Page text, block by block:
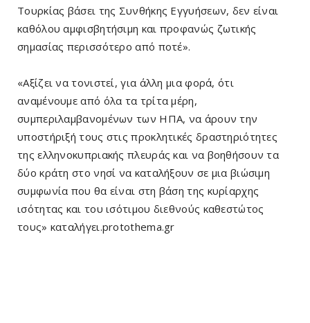
Τουρκίας βάσει της Συνθήκης Εγγυήσεων, δεν είναι
καθόλου αμφισβητήσιμη και προφανώς ζωτικής
σημασίας περισσότερο από ποτέ».
«Αξίζει να τονιστεί, για άλλη μια φορά, ότι
αναμένουμε από όλα τα τρίτα μέρη,
συμπεριλαμβανομένων των ΗΠΑ, να άρουν την
υποστήριξή τους στις προκλητικές δραστηριότητες
της ελληνοκυπριακής πλευράς και να βοηθήσουν τα
δύο κράτη στο νησί να καταλήξουν σε μια βιώσιμη
συμφωνία που θα είναι στη βάση της κυρίαρχης
ισότητας και του ισότιμου διεθνούς καθεστώτος
τους» καταλήγει.protothema.gr